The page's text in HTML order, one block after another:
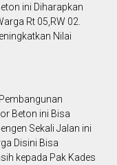
ini Diharapkan
Rt 05,RW 02.
Nilai
Beton ini Bisa
Sekali Jalan ini
Disini Bisa
kepada Pak Kades